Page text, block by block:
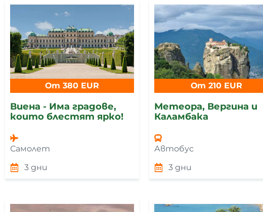
От 380 EUR
Виена - Има градове,
които блестят ярко!
Самолет
3 дни
От 210 EUR
Метеора, Вергина и
Каламбака
Автобус
3 дни